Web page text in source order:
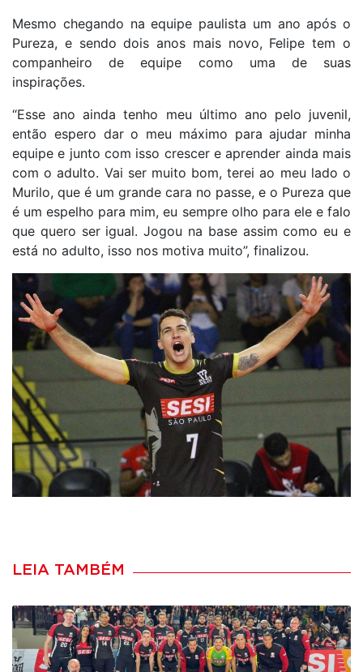
Mesmo chegando na equipe paulista um ano após o
Pureza, e sendo dois anos mais novo, Felipe tem o
companheiro de equipe como uma de suas
inspirações.
“Esse ano ainda tenho meu último ano pelo juvenil,
então espero dar o meu máximo para ajudar minha
equipe e junto com isso crescer e aprender ainda mais
com o adulto. Vai ser muito bom, terei ao meu lado o
Murilo, que é um grande cara no passe, e o Pureza que
é um espelho para mim, eu sempre olho para ele e falo
que quero ser igual. Jogou na base assim como eu e
está no adulto, isso nos motiva muito”, finalizou.
LEIA TAMBÉM